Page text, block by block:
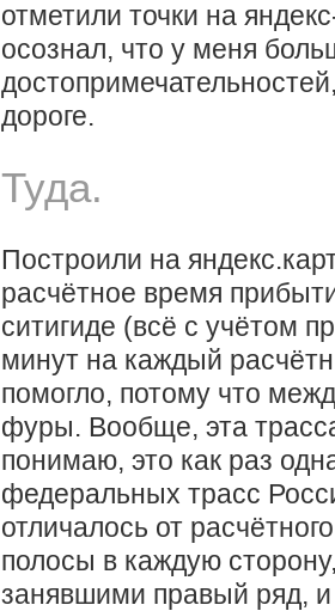
отметили точки на
осознал, что у меня
дороге.
Туда.
Построили на
расчётное время
ситигиде (всё с учётом
минут на каждый
помогло, потому что
фуры. Вообще, эта
понимаю, это как раз
федеральных трасс
отличалось от
полосы в каждую
занявшими правый ряд,